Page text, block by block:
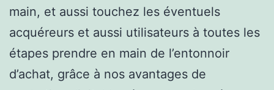
main, et aussi touchez les éventuels
acquéreurs et aussi utilisateurs à toutes les
étapes prendre en main de l’entonnoir
d’achat, grâce à nos avantages de